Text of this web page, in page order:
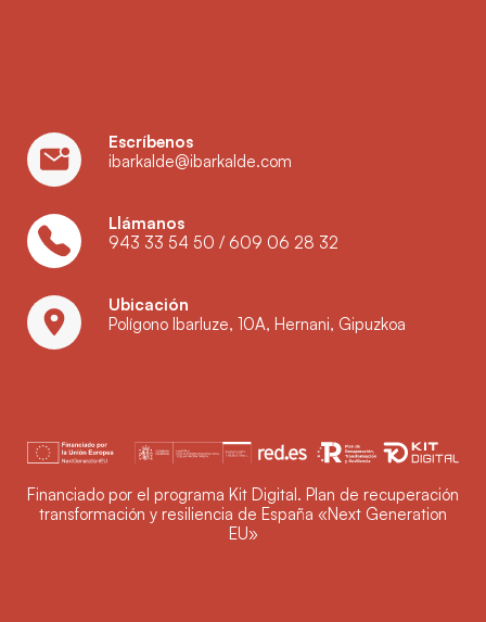
Escríbenos
ibarkalde@ibarkalde.com
Llámanos
943 33 54 50 / 609 06 28 32
Ubicación
Polígono Ibarluze, 10A, Hernani, Gipuzkoa
Financiado por el programa Kit Digital. Plan de recuperación
transformación y resiliencia de España «Next Generation
EU»